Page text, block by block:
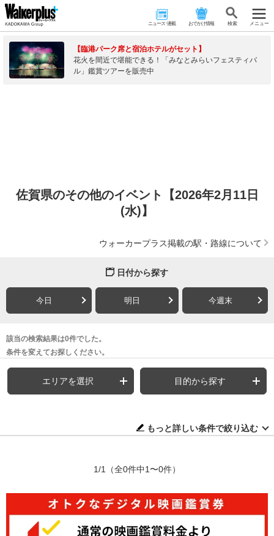
ニュース･連載 おでかけ情報 検 索 メニュー
【臨港パーク席と宿泊ホテルがセット】
花火を間近で堪能できる！「みなとみらいフェスティバ
ル」鑑賞ツアーを販売中
佐賀県のその他のイベント【2026年2月11日
(水)】
ウォーカープラス掲載の駅・路線について
日付から探す
今日 明日 今週末
該当の検索結果は0件でした。
条件を変えてお探しください。
エリアを選択 目的から探す
もっと詳しい条件で絞り込む
1/1 （全0件中1〜0件）